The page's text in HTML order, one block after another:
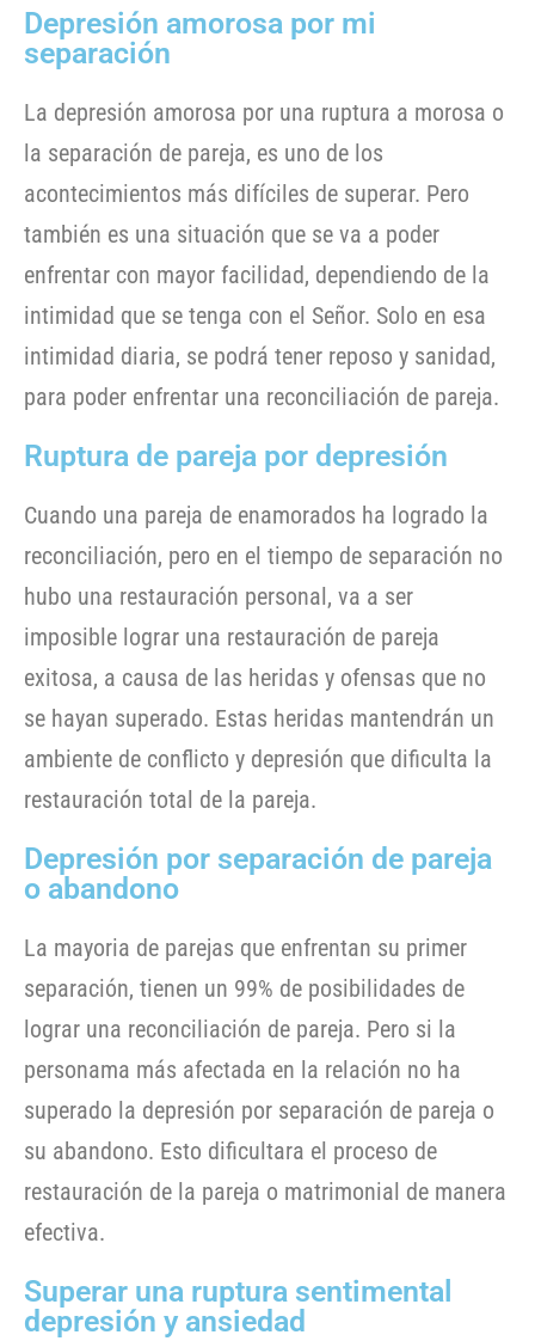
Depresión amorosa por mi
separación
La depresión amorosa por una ruptura a morosa o
la separación de pareja, es uno de los
acontecimientos más difíciles de superar. Pero
también es una situación que se va a poder
enfrentar con mayor facilidad, dependiendo de la
intimidad que se tenga con el Señor. Solo en esa
intimidad diaria, se podrá tener reposo y sanidad,
para poder enfrentar una reconciliación de pareja.
Ruptura de pareja por depresión
Cuando una pareja de enamorados ha logrado la
reconciliación, pero en el tiempo de separación no
hubo una restauración personal, va a ser
imposible lograr una restauración de pareja
exitosa, a causa de las heridas y ofensas que no
se hayan superado. Estas heridas mantendrán un
ambiente de conflicto y depresión que dificulta la
restauración total de la pareja.
Depresión por separación de pareja
o abandono
La mayoria de parejas que enfrentan su primer
separación, tienen un 99% de posibilidades de
lograr una reconciliación de pareja. Pero si la
personama más afectada en la relación no ha
superado la depresión por separación de pareja o
su abandono. Esto dificultara el proceso de
restauración de la pareja o matrimonial de manera
efectiva.
Superar una ruptura sentimental
depresión y ansiedad